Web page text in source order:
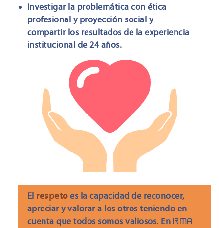
Investigar la problemática con ética
profesional y proyección social y
compartir los resultados de la experiencia
institucional de 24 años.
El respetoes la capacidad de reconocer,
apreciar y valorar a los otros teniendo en
cuenta que todos somos valiosos. En IRMA